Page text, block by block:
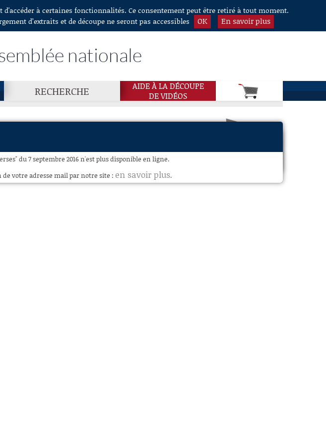
à certaines fonctionnalités. Ce consentement peut être retiré à tout moment.
d’extraits et de découpe ne seront pas accessibles
OK En savoir plus
nationale
RECHERCHE
AIDE À LA DÉCOUPE
DE VIDÉOS
du 7 septembre 2016 n'est plus disponible en ligne.
de votre adresse mail par notre site : en savoir plus.